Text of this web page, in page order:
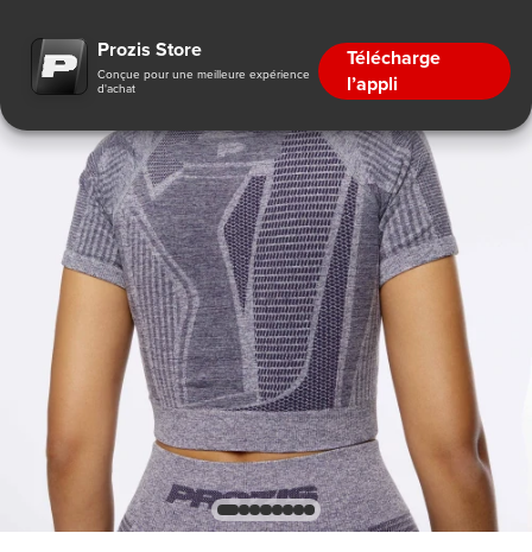
Prozis Store
Conçue pour une meilleure expérience
d'achat
Télécharge
l’appli